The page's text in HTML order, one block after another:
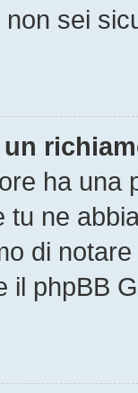
non sei
ha una
tu ne
di
il phpBB